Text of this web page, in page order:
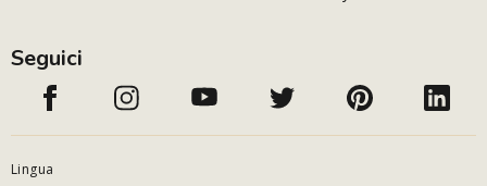
Seguici
Lingua